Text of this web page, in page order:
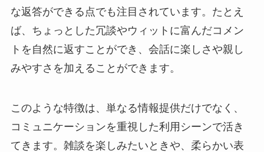
な返答ができる点でも注目されています。たとえ
ば、ちょっとした冗談やウィットに富んだコメン
トを自然に返すことができ、会話に楽しさや親し
みやすさを加えることができます。
このような特徴は、単なる情報提供だけでなく、
コミュニケーションを重視した利用シーンで活き
てきます。雑談を楽しみたいときや、柔らかい表